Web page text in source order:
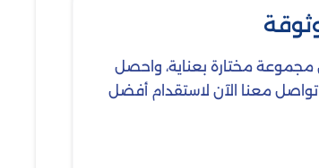
مجموعة مختارة بعناية، واحصل
تواصل معنا الآن لاستقدام أفضل